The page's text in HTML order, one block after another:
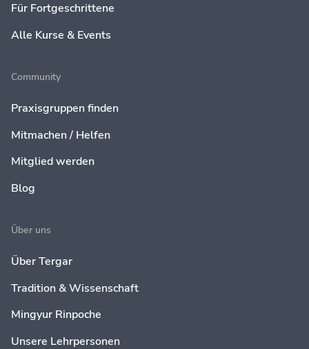
Für Fortgeschrittene
Alle Kurse & Events
Community
Praxisgruppen finden
Mitmachen / Helfen
Mitglied werden
Blog
Über uns
Über Tergar
Tradition & Wissenschaft
Mingyur Rinpoche
Unsere Lehrpersonen